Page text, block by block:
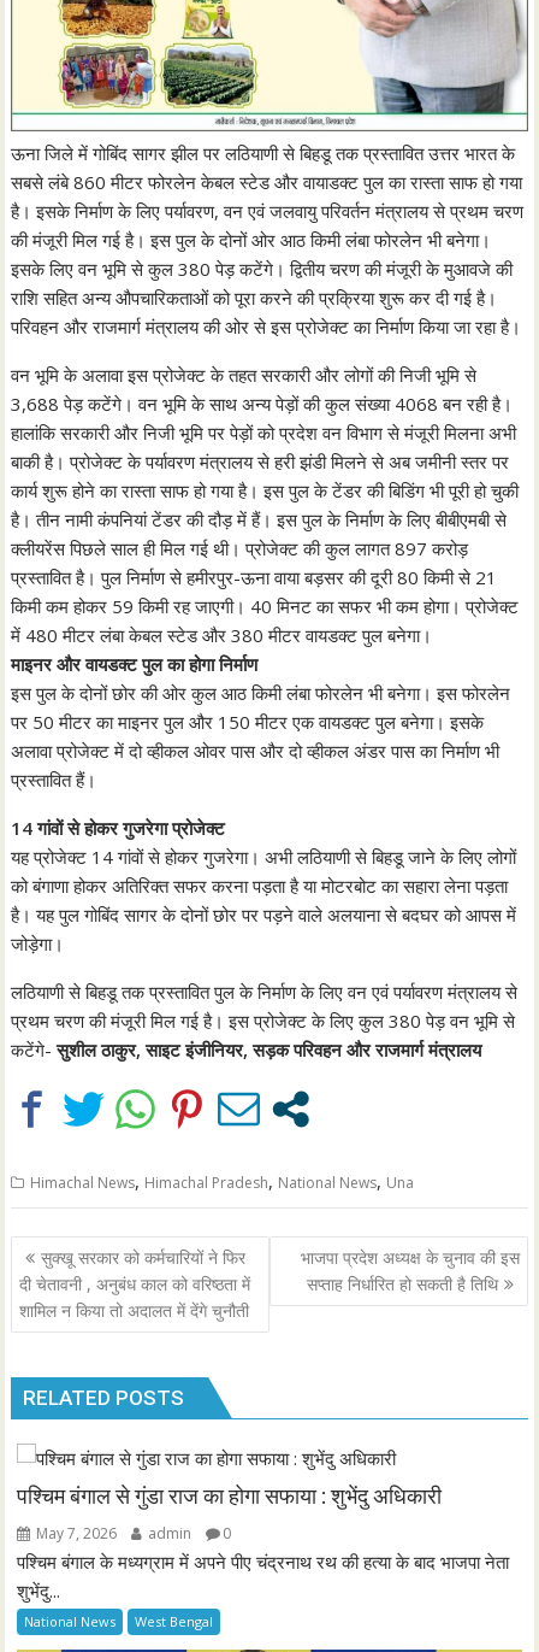
ऊना जिले में गोबिंद सागर झील पर लठियाणी से बिहडू तक प्रस्तावित उत्तर भारत के
सबसे लंबे 860 मीटर फोरलेन केबल स्टेड और वायाडक्ट पुल का रास्ता साफ हो गया
है। इसके निर्माण के लिए पर्यावरण, वन एवं जलवायु परिवर्तन मंत्रालय से प्रथम चरण
की मंजूरी मिल गई है। इस पुल के दोनों ओर आठ किमी लंबा फोरलेन भी बनेगा।
इसके लिए वन भूमि से कुल 380 पेड़ कटेंगे। द्वितीय चरण की मंजूरी के मुआवजे की
राशि सहित अन्य औपचारिकताओं को पूरा करने की प्रक्रिया शुरू कर दी गई है।
परिवहन और राजमार्ग मंत्रालय की ओर से इस प्रोजेक्ट का निर्माण किया जा रहा है।
वन भूमि के अलावा इस प्रोजेक्ट के तहत सरकारी और लोगों की निजी भूमि से
3,688 पेड़ कटेंगे। वन भूमि के साथ अन्य पेड़ों की कुल संख्या 4068 बन रही है।
हालांकि सरकारी और निजी भूमि पर पेड़ों को प्रदेश वन विभाग से मंजूरी मिलना अभी
बाकी है। प्रोजेक्ट के पर्यावरण मंत्रालय से हरी झंडी मिलने से अब जमीनी स्तर पर
कार्य शुरू होने का रास्ता साफ हो गया है। इस पुल के टेंडर की बिडिंग भी पूरी हो चुकी
है। तीन नामी कंपनियां टेंडर की दौड़ में हैं। इस पुल के निर्माण के लिए बीबीएमबी से
क्लीयरेंस पिछले साल ही मिल गई थी। प्रोजेक्ट की कुल लागत 897 करोड़
प्रस्तावित है। पुल निर्माण से हमीरपुर-ऊना वाया बड़सर की दूरी 80 किमी से 21
किमी कम होकर 59 किमी रह जाएगी। 40 मिनट का सफर भी कम होगा। प्रोजेक्ट
में 480 मीटर लंबा केबल स्टेड और 380 मीटर वायडक्ट पुल बनेगा।
माइनर और वायडक्ट पुल का होगा निर्माण
इस पुल के दोनों छोर की ओर कुल आठ किमी लंबा फोरलेन भी बनेगा। इस फोरलेन
पर 50 मीटर का माइनर पुल और 150 मीटर एक वायडक्ट पुल बनेगा। इसके
अलावा प्रोजेक्ट में दो व्हीकल ओवर पास और दो व्हीकल अंडर पास का निर्माण भी
प्रस्तावित हैं।
14 गांवों से होकर गुजरेगा प्रोजेक्ट
यह प्रोजेक्ट 14 गांवों से होकर गुजरेगा। अभी लठियाणी से बिहडू जाने के लिए लोगों
को बंगाणा होकर अतिरिक्त सफर करना पड़ता है या मोटरबोट का सहारा लेना पड़ता
है। यह पुल गोबिंद सागर के दोनों छोर पर पड़ने वाले अलयाना से बदघर को आपस में
जोड़ेगा।
लठियाणी से बिहडू तक प्रस्तावित पुल के निर्माण के लिए वन एवं पर्यावरण मंत्रालय से
प्रथम चरण की मंजूरी मिल गई है। इस प्रोजेक्ट के लिए कुल 380 पेड़ वन भूमि से
कटेंगे-सुशील ठाकुर, साइट इंजीनियर, सड़क परिवहन और राजमार्ग मंत्रालय
Himachal News, Himachal Pradesh, National News, Una
Post
navigation
सुक्खू सरकार को कर्मचारियों ने फिर
दी चेतावनी , अनुबंध काल को वरिष्ठता में
शामिल न किया तो अदालत में देंगे चुनौती
भाजपा प्रदेश अध्यक्ष के चुनाव की इस
सप्ताह निर्धारित हो सकती है तिथि
RELATED POSTS
पश्चिम बंगाल से गुंडा राज का होगा सफाया : शुभेंदु अधिकारी
May 7, 2026 admin 0
पश्चिम बंगाल के मध्यग्राम में अपने पीए चंद्रनाथ रथ की हत्या के बाद भाजपा नेता
शुभेंदु...
National News West Bengal